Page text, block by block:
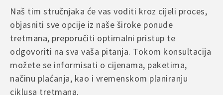
Naš tim stručnjaka će vas voditi kroz cijeli proces,
objasniti sve opcije iz naše široke ponude
tretmana, preporučiti optimalni pristup te
odgovoriti na sva vaša pitanja. Tokom konsultacija
možete se informisati o cijenama, paketima,
načinu plaćanja, kao i vremenskom planiranju
ciklusa tretmana.